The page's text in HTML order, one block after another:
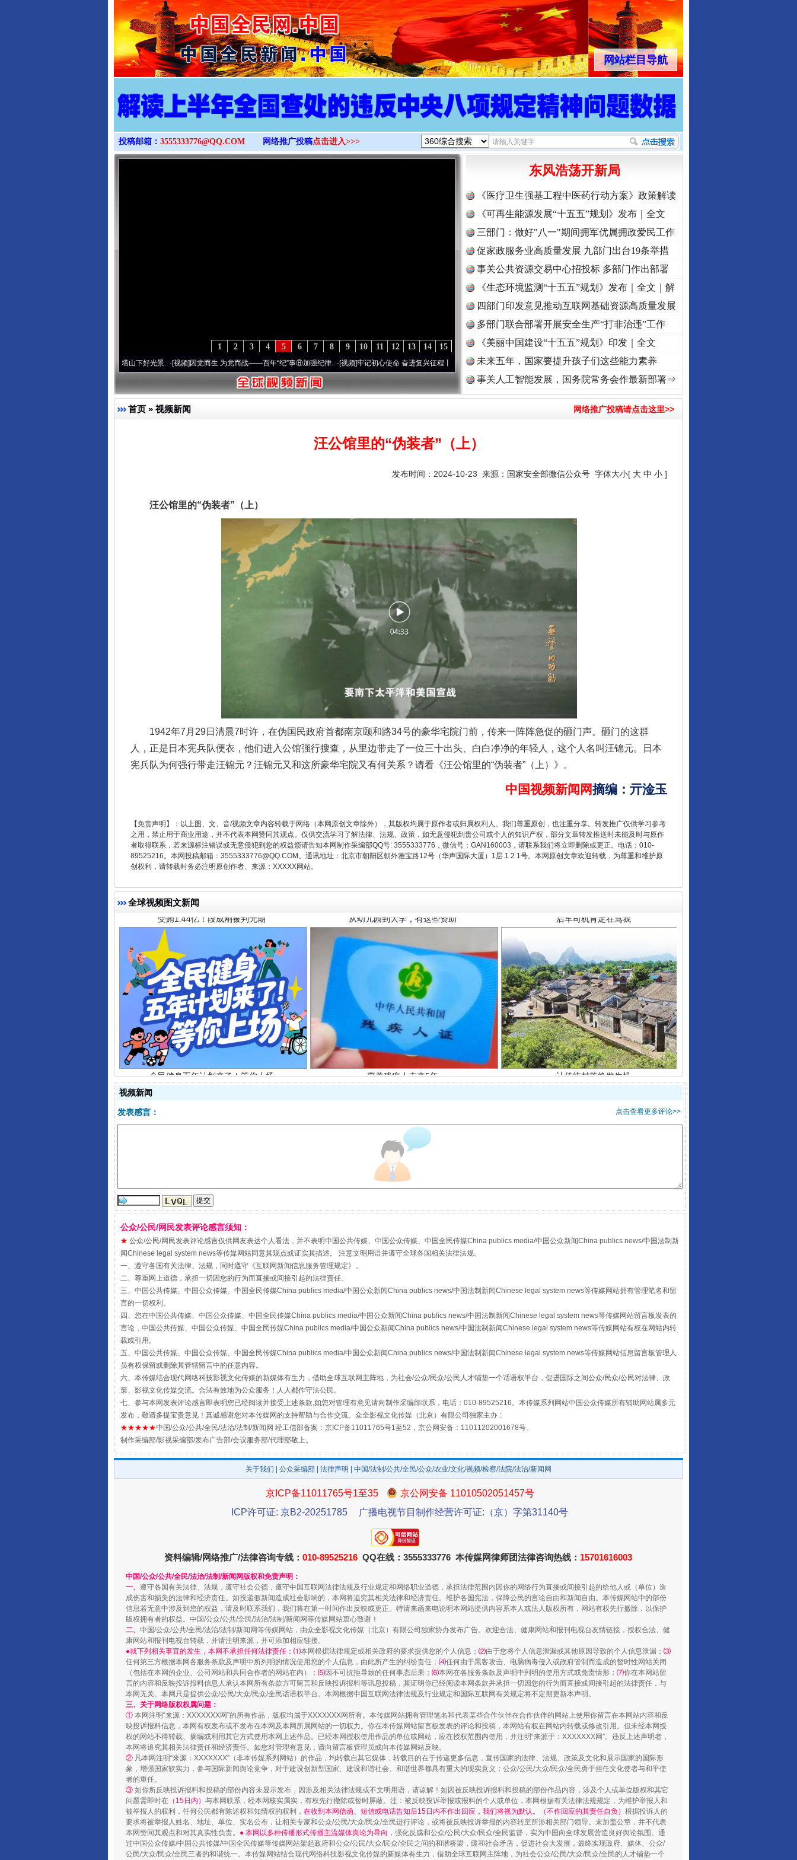
>
网站栏目导航
投稿邮箱： 3555333776@QQ.COM 网络推广投稿点击进入>>>
15
14
13
12
11
10
9
8
7
6
5
4
3
2
1
初心使命 奋进复兴征程丨宝塔山下好光景..·[视频]因党而生 为党而战——百年“纪”事⑧加强纪律..·[视频]牢记初心使命 奋进复兴征程丨“转折之城”激荡..·[视频]牢记初心使命 奋进复兴征程丨红船起航处 潮起..·[视频]
东风浩荡开新局
《医疗卫生强基工程中医药行动方案》政策解读
《可再生能源发展“十五五”规划》发布｜全文
三部门：做好"八一"期间拥军优属拥政爱民工作
促家政服务业高质量发展 九部门出台19条举措
事关公共资源交易中心招投标 多部门作出部署
《生态环境监测“十五五”规划》发布｜全文｜解
读
四部门印发意见推动互联网基础资源高质量发展
多部门联合部署开展安全生产“打非治违”工作
《美丽中国建设“十五五”规划》印发｜全文
未来五年，国家要提升孩子们这些能力素养
事关人工智能发展，国务院常务会作最新部署⇒
首页 » 视频新闻 网络推广投稿请点击这里>>
汪公馆里的“伪装者”（上）
发布时间：2024-10-23 来源： 国家安全部微信公众号 字体大小[ 大 中 小 ]
汪公馆里的“伪装者”（上）
1942年7月29日清晨7时许，在伪国民政府首都南京颐和路34号的豪华宅院门前，传来一阵阵急促的砸门声。砸门的这群
人，正是日本宪兵队便衣，他们进入公馆强行搜查，从里边带走了一位三十出头、白白净净的年轻人，这个人名叫汪锦元。日本
宪兵队为何强行带走汪锦元？汪锦元又和这所豪华宅院又有何关系？请看《汪公馆里的“伪装者”（上）》。
中国视频新闻网摘编 ： 亓淦玉
【免责声明】：以上图、文、音/视频文章内容转载于网络（本网原创文章除外），其版权均属于原作者或归属权利人。我们尊重原创，也注重分享。转发推广仅供学习参考
之用，禁止用于商业用途，并不代表本网赞同其观点。仅供交流学习了解法律、法规、政策，如无意侵犯到贵公司或个人的知识产权，部分文章转发推送时未能及时与原作
者取得联系，若来源标注错误或无意侵犯到您的权益烦请告知本网制作采编部QQ号: 3555333776，微信号：GAN160003，请联系我们将立即删除或更正。电话：010-
89525216。本网投稿邮箱：3555333776@QQ.COM。通讯地址：北京市朝阳区朝外雅宝路12号（华声国际大厦）1层 1 2 1号。本网原创文章欢迎转载，为尊重和维护原
创权利，请转载时务必注明原创作者、来源：XXXXX网站。
全球视频图文新闻
行业协会接连发公告
东山县通报“牛蛙产品抗生素超标问题” 让核能赋能千行百业
一批国家标准开始实施
以产业富民促振兴
受贿1.44亿！段成刚被判无期 从幼儿园到大学，有这些资助 “后车司机肯定在骂我”
全民健身五年计划来了！等你上场 事关残疾人未来5年 让传统村落焕发生机
规模最大的光氢储一体化项目
国家大学科技园优化重塑工作 镜头丨大暑三秋近 山西：不断增强治理腐败综合效能
如何以同查同治破解风腐交织难题
“蜀中异人”王建安的艺术幻境
完善运行机制助力责任有效落实 一纸欠条伤亲情 巡回调解促和解.. 行业协会接连发公告
视频新闻
点击查看更多评论>>
发表感言：
公众/公民/网民发表评论感言须知：
★ 公众/公民/网民发表评论感言仅供网友表达个人看法，并不表明中国公共传媒、中国公众传媒、中国全民传媒China publics media/中国公众新闻China publics news/中国法制新
闻Chinese legal system news等传媒网站同意其观点或证实其描述。 注意文明用语并遵守全球各国相关法律法规。
一、遵守各国有关法律、法规，同时遵守《互联网新闻信息服务管理规定》。
二、尊重网上道德，承担一切因您的行为而直接或间接引起的法律责任。
三、中国公共传媒、中国公众传媒、中国全民传媒China publics media/中国公众新闻China publics news/中国法制新闻Chinese legal system news等传媒网站拥有管理笔名和留
言的一切权利。
四、您在中国公共传媒、中国公众传媒、中国全民传媒China publics media/中国公众新闻China publics news/中国法制新闻Chinese legal system news等传媒网站留言板发表的
言论，中国公共传媒、中国公众传媒、中国全民传媒China publics media/中国公众新闻China publics news/中国法制新闻Chinese legal system news等传媒网站有权在网站内转
载或引用。
五、中国公共传媒、中国公众传媒、中国全民传媒China publics media/中国公众新闻China publics news/中国法制新闻Chinese legal system news等传媒网站信息留言板管理人
员有权保留或删除其管辖留言中的任意内容。
六、本传媒结合现代网络科技影视文化传媒的新媒体有生力，借助全球互联网主阵地，为社会/公众/民众/公民人才铺垫一个话语权平台，促进国际之间公众/民众/公民对法律、政
策、影视文化传媒交流。合法有效地为公众服务！人人都作守法公民。
七、参与本网发表评论感言即表明您已经阅读并接受上述条款,如您对管理有意见请向制作采编部联系，电话：010-89525216。本传媒系列网站中国公众传媒所有辅助网站属多元
发布，敬请多提宝贵意见！真诚感谢您对本传媒网的支持帮助与合作交流。众全影视文化传媒（北京）有限公司独家主办 :
★★★★★中国/公众/公共/全民/法治/法制/新闻网 经工信部备案：京ICP备11011765号1至52，京公网安备：11011202001678号。
制作采编部/影视采编部/发布广告部/会议服务部/代理部敬上。
关于我们 公众采编部 法律声明 | 中国/法制/公共/全民/公众/农业/文化/视频/检察/法院/法治/新闻网
京ICP备11011765号1至35
京公网安备 11010502051457号
ICP许可证: 京B2-20251785
广播电视节目制作经营许可证:（京）字第31140号
资料编辑/网络推广/法律咨询专线： 010-89525216 QQ在线：3555333776 本传媒网律师团法律咨询热线： 15701616003
中国/公众/公共/全民/法治/法制/新闻网版权和免责声明：
一、 遵守各国有关法律、法规，遵守社会公德，遵守中国互联网法律法规及行业规定和网络职业道德，承担法律范围内因你的网络行为直接或间接引起的给他人或（单位）造
成伤害和损失的法律和经济责任。如投递假新闻造成社会影响的，本网将追究其相关法律和经济责任。维护各国宪法，保障公民的言论自由和新闻自由。本传媒网站中的部份
信息若无意中涉及到您的权益，请及时联系我们，我们将在第一时间作出反映或更正。特请来函来电说明本网站提供内容系本人或法人版权所有，网站有权先行撤除，以保护
版权拥有者的权益。中国/公众/公共/全民/法治/法制/新闻网等传媒网站衷心致谢！
二、 中国/公众/公共/全民/法治/法制/新闻网等传媒网站，由众全影视文化传媒（北京）有限公司独家协办发布广告。欢迎合法、健康网站和报刊电视台友情链接，授权合法、健
康网站和报刊电视台转载，并请注明来源，并可添加相应链接。
●就下列相关事宜的发生，本网不承担任何法律责任：⑴本网根据法律规定或相关政府的要求提供您的个人信息； ⑵由于您将个人信息泄漏或其他原因导致的个人信息泄漏； ⑶
任何第三方根据本网各服务条款及声明中所列明的情况使用您的个人信息，由此所产生的纠纷责任； ⑷任何由于黑客攻击、电脑病毒侵入或政府管制而造成的暂时性网站关闭
（包括在本网的企业、公司网站和共同合作者的网站在内）； ⑸因不可抗拒导致的任何事态后果； ⑹本网在各服务条款及声明中列明的使用方式或免责情形； ⑺你在本网站留
言的内容和反映投诉报料信息人承认本网所有条款方可留言和反映投诉报料等讯息投稿，其证明你已经阅读本网条款并承担一切因您的行为而直接或间接引起的法律责任，与
本网无关。本网只是提供公众/公民/大众/民众/全民话语权平台。本网根据中国互联网法律法规及行业规定和国际互联网有关规定将不定期更新本声明。
三、关于网络版权权属问题：
① 本网注明“来源：XXXXXXX网”的所有作品，版权均属于XXXXXXX网所有。本传媒网站拥有管理笔名和代表某些合作伙伴在合作伙伴的网站上使用你留言在本网站内容和反
映投诉报料信息，本网有权发布或不发布在本网及本网所属网站的一切权力。你在本传媒网站留言板发表的评论和投稿，本网站有权在网站内转载或修改引用。但未经本网授
权的网站不得转载、摘编或利用其它方式使用本网上述作品。已经本网授权使用作品的单位或网站，应在授权范围内使用，并注明“来源于：XXXXXXX网”。违反上述声明者，
本网将追究其相关法律责任和经济责任。如您对管理有意见，请向留言板管理员或向本传媒网站反映。
② 凡本网注明“来源：XXXXXXX”（非本传媒系列网站）的作品，均转载自其它媒体，转载目的在于传递更多信息，宣传国家的法律、法规、政策及文化和展示国家的国际形
象，增强国家软实力，参与国际新闻舆论竞争，对于建设创新型国家、建设和谐社会、和谐世界都具有重大的现实意义；公众/公民/大众/民众/全民勇于担任文化使者与和平使
者的重任。
③ 如你所反映投诉报料和投稿的部份内容未显示发布，因涉及相关法律法规或不文明用语，请谅解！如因被反映投诉报料和投稿的部份作品内容，涉及个人或单位版权和其它
问题需即时在 （15日内） 与本网联系，经本网核实属实，有权先行撤除或暂时屏蔽。注：被反映投诉举报或报料的个人或单位，本网根据有关法律法规规定，为维护举报人和
被举报人的权利，任何公民都有陈述权和知情权的权利， 在收到本网信函、短信或电话告知后15日内不作出回应，我们将视为默认。（不作回应的其责任自负） 根据投诉人的
要求将被举报人姓名、地址、单位、实名公布，让相关专家和公众/公民/大众/民众/全民进行评论，或将被反映投诉举报的内容转至所涉相关部门领导。未加盖公章，并不代表
本网赞同其观点和对其真实性负责。 ● 本网以多种传播形式传播主流媒体舆论为导向 ，强化反腐和公众/公民/大众/民众/全民监督，实为中国向全球发展营造良好舆论氛围。通
过中国公众传媒/中国公共传媒/中国全民传媒等传媒网站架起政府和公众/公民/大众/民众/全民之间的和谐桥梁，缓和社会矛盾，促进社会大发展，最终实现政府、媒体、公众/
公民/大众/民众/全民三者的和谐统一。本传媒网站结合现代网络科技影视文化传媒的新媒体有生力，借助全球互联网主阵地，为社会公众/公民/大众/民众/全民的人才铺垫一个